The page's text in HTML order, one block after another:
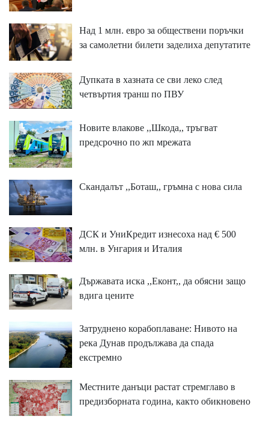
Над 1 млн. евро за обществени поръчки
за самолетни билети заделиха депутатите
Дупката в хазната се сви леко след
четвъртия транш по ПВУ
Новите влакове ,,Шкода,, тръгват
предсрочно по жп мрежата
Скандалът ,,Боташ,, гръмна с нова сила
ДСК и УниКредит изнесоха над € 500
млн. в Унгария и Италия
Държавата иска ,,Еконт,, да обясни защо
вдига цените
Затруднено корабоплаване: Нивото на
река Дунав продължава да спада
екстремно
Местните данъци растат стремглаво в
предизборната година, както обикновено